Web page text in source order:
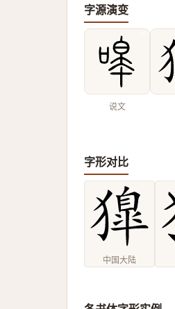
字源演变
说文
字形对比
中国大陆